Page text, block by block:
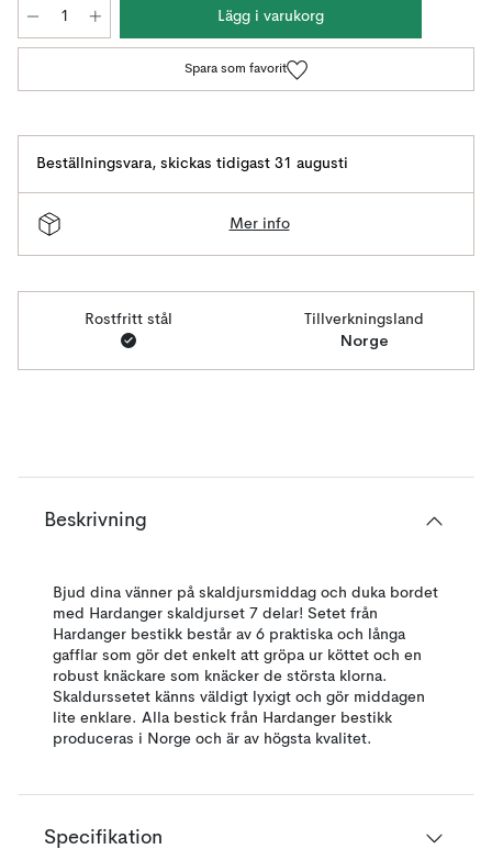
Lägg i varukorg
Spara som favorit
Beställningsvara, skickas tidigast 31 augusti
Mer info
Rostfritt stål Tillverkningsland
Norge
Beskrivning
Bjud dina vänner på skaldjursmiddag och duka bordet
med Hardanger skaldjurset 7 delar! Setet från
Hardanger bestikk består av 6 praktiska och långa
gafflar som gör det enkelt att gröpa ur köttet och en
robust knäckare som knäcker de största klorna.
Skaldurssetet känns väldigt lyxigt och gör middagen
lite enklare. Alla bestick från Hardanger bestikk
produceras i Norge och är av högsta kvalitet.
Specifikation